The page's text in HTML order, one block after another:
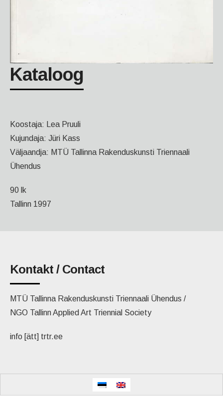
Kataloog
Koostaja: Lea Pruuli
Kujundaja: Jüri Kass
Väljaandja: MTÜ Tallinna Rakenduskunsti Triennaali
Ühendus
90 lk
Tallinn 1997
Kontakt / Contact
MTÜ Tallinna Rakenduskunsti Triennaali Ühendus /
NGO Tallinn Applied Art Triennial Society
info [ätt] trtr.ee